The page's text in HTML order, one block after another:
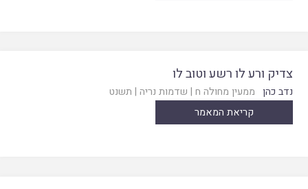
צדיק ורע לו רשע וטוב לו
נדב כהן ממעין מחולה ח | שדמות נריה | תשנט
קריאת המאמר